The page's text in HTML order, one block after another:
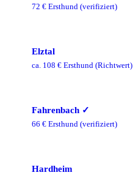
72 € Ersthund (verifiziert)
Elztal
ca. 108 € Ersthund (Richtwert)
Fahrenbach ✓
66 € Ersthund (verifiziert)
Hardheim